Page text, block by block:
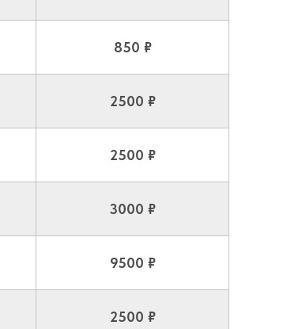
850 ₽
2500 ₽
2500 ₽
3000 ₽
9500 ₽
2500 ₽